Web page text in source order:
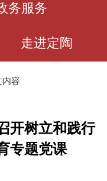
务服务
走进定陶
内容
开树立和践行
专题党课